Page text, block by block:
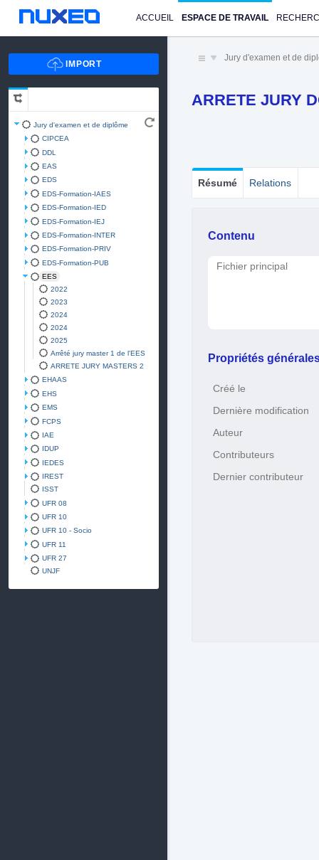
ACCUEIL ESPACE DE TRAVAIL
Jury d'examen et de diplôme
CIPCEA
DDL
EAS
EDS
EDS-Formation-IAES
EDS-Formation-IED
EDS-Formation-IEJ
EDS-Formation-INTER
EDS-Formation-PRIV
EDS-Formation-PUB
EES
2022
2023
2024
2024
2025
Arrêté jury master 1 de l'EES
ARRETE JURY MASTERS 2
EHAAS
EHS
EMS
FCPS
IAE
IDUP
IEDES
IREST
ISST
UFR 08
UFR 10
UFR 10 - Socio
UFR 11
UFR 27
UNJF
Jury d'examen et de
ARRETE JURY
Résumé Relations
Contenu
Fichier principal
Propriétés
Créé le
Dernière modification
Auteur
Contributeurs
Dernier contributeur